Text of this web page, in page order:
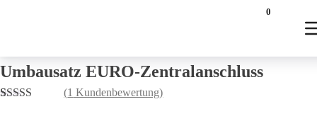
0
/ Umbausatz EURO-Zentralanschluss
Umbausatz EURO-Zentralanschluss
(1 Kundenbewertung)